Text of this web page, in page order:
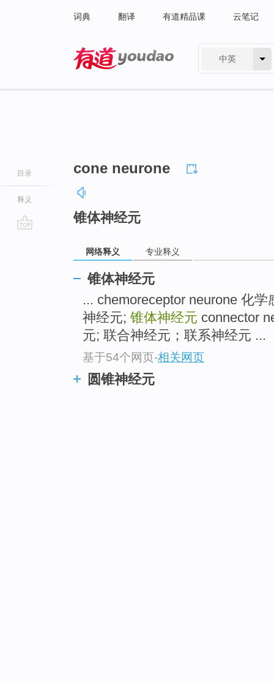
词典 翻译 有道精品课 云笔记
中英
目录
释义
cone neurone
锥体神经元
网络释义 专业释义
锥体神经元
... chemoreceptor neurone 化
神经元; 锥体神经元 connector
元; 联合神经元；联系神经元 ...
基于54个网页-相关网页
圆锥神经元